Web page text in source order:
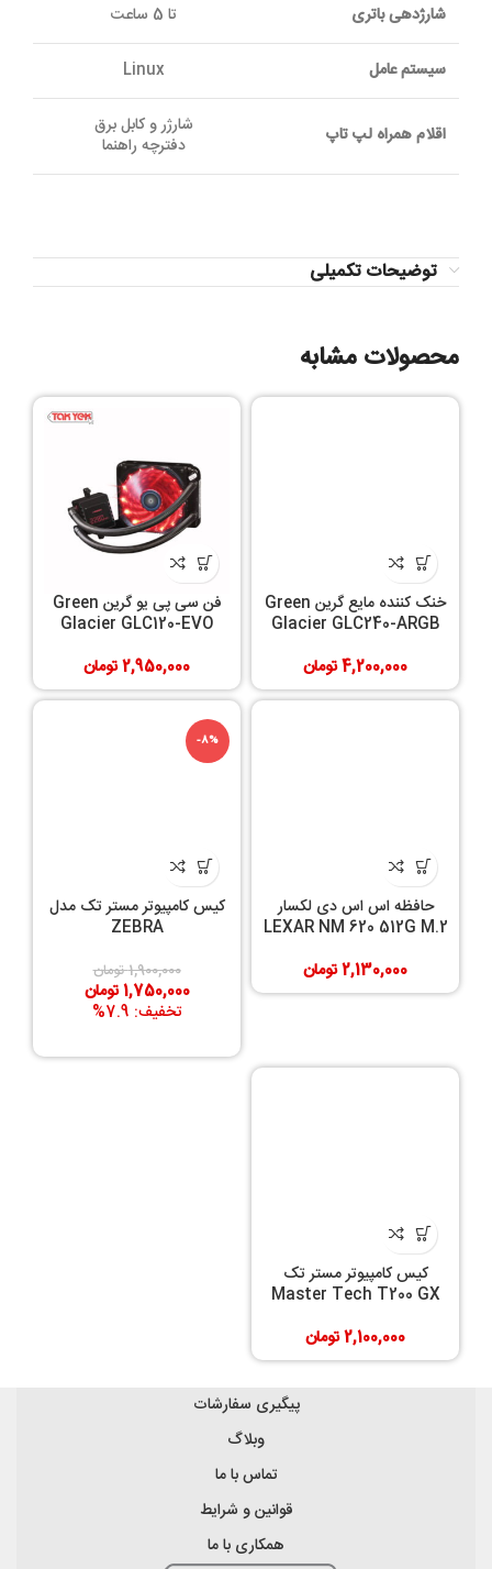
شارژدهی باتری تا 5 ساعت
سيستم عامل Linux
اقلام همراه لپ تاپ شارژر و کابل برق
دفترچه راهنما
توضیحات تکمیلی
محصولات مشابه
خنک کننده مایع گرین Green
Glacier GLC240-ARGB
4,200,000تومان
فن سی پی یو گرین Green
Glacier GLC120-EVO
2,950,000تومان
حافظه اس اس دی لکسار
LEXAR NM 620 512G M.2
2,130,000تومان
-8%
کیس کامپیوتر مستر تک مدل
ZEBRA
1,900,000تومان
1,750,000تومان
تخفیف: 7.9%
کیس کامپیوتر مستر تک
Master Tech T200 GX
2,100,000تومان
پیگیری سفارشات
وبلاگ
تماس با ما
قوانین و شرایط
همکاری با ما